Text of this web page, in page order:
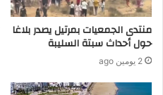
منتدى الجمعيات بمرتيل يصدر بلاغا
حول أحداث سبتة السليبة
2 يومين ago